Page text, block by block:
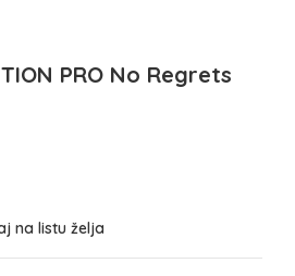
PRO No Regrets
na listu želja